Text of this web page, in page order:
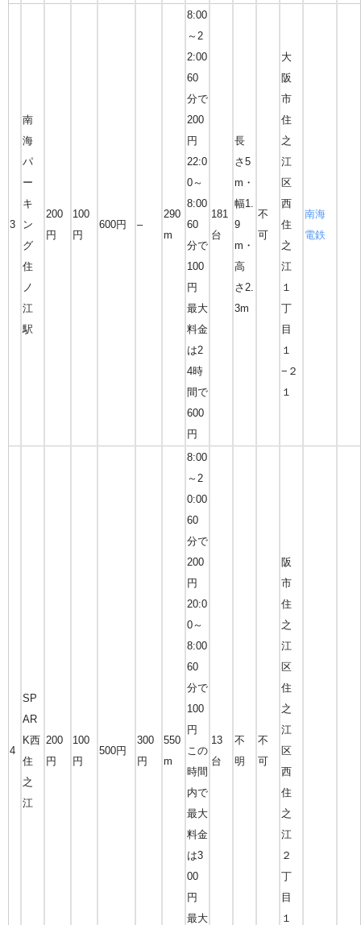
3
南
海
パ
ー
キ
ン
グ
住
ノ
江
駅
200
円
100
円
600円 –
290
m
8:00
～2
2:00
60
分で
200
円
22:0
0～
8:00
60
分で
100
円
最大
料金
は2
4時
間で
600
円
181
台
長
さ5
m・
幅1.
9
m・
高
さ2.
3m
不
可
大
阪
市
住
之
江
区
西
住
之
江
１
丁
目
１
−２
１
南海
電鉄
4
SP
AR
K西
住
之
江
200
円
100
円
500円
300
円
550
m
8:00
～2
0:00
60
分で
200
円
20:0
0～
8:00
60
分で
100
円
この
時間
内で
最大
料金
は3
00
円
最大
13
台
不
明
不
可
阪
市
住
之
江
区
住
之
江
区
西
住
之
江
２
丁
目
１